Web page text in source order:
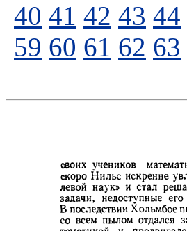
40 41 42 43 44
59 60 61 62 63